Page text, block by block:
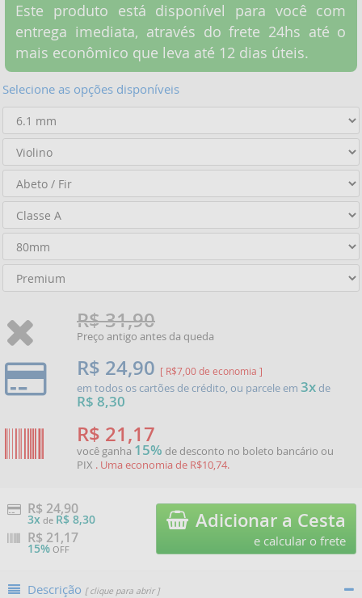
Este produto está disponível para você com
entrega imediata, através do frete 24hs até o
mais econômico que leva até 12 dias úteis.
Selecione as opções disponíveis
R$ 31,90
Preço antigo antes da queda
R$ 24,90 [ R$7,00 de economia ]
em todos os cartões de crédito, ou parcele em 3x de
R$ 8,30
R$ 21,17
você ganha 15% de desconto no boleto bancário ou
PIX . Uma economia de R$10,74.
R$ 24,90
3x de R$ 8,30
R$ 21,17
15% OFF
Adicionar a Cesta
e calcular o frete
Descrição [ clique para abrir ]